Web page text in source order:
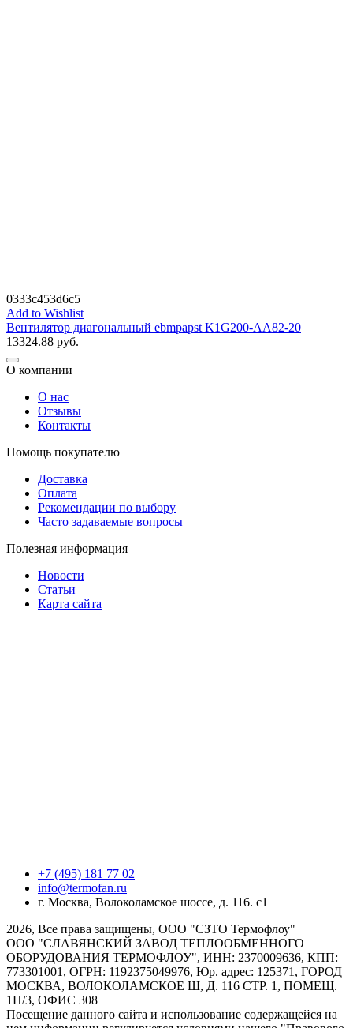
0333c453d6c5
Add to Wishlist
Вентилятор диагональный ebmpapst K1G200-AA82-20
13324.88 руб.
О компании
О нас
Отзывы
Контакты
Помощь покупателю
Доставка
Оплата
Рекомендации по выбору
Часто задаваемые вопросы
Полезная информация
Новости
Статьи
Карта сайта
+7 (495) 181 77 02
info@termofan.ru
г. Москва, Волоколамское шоссе, д. 116. с1
2026, Все права защищены, ООО "СЗТО Термофлоу"
ООО "СЛАВЯНСКИЙ ЗАВОД ТЕПЛООБМЕННОГО
ОБОРУДОВАНИЯ ТЕРМОФЛОУ", ИНН: 2370009636, КПП:
773301001, ОГРН: 1192375049976, Юр. адрес: 125371, ГОРОД
МОСКВА, ВОЛОКОЛАМСКОЕ Ш, Д. 116 СТР. 1, ПОМЕЩ.
1Н/3, ОФИС 308
Посещение данного сайта и использование содержащейся на